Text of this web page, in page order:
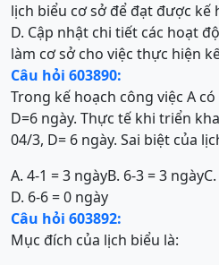
lịch biểu cơ sở để đạt được kế
D. Cập nhật chi tiết các hoạt
làm cơ sở cho việc thực hiện
Câu hỏi 603890:
Trong kế hoạch công việc A
D=6 ngày. Thực tế khi triển
04/3, D= 6 ngày. Sai biệt của
A. 4-1 = 3 ngàyB. 6-3 = 3 ngày
D. 6-6 = 0 ngày
Câu hỏi 603892:
Mục đích của lịch biểu là: